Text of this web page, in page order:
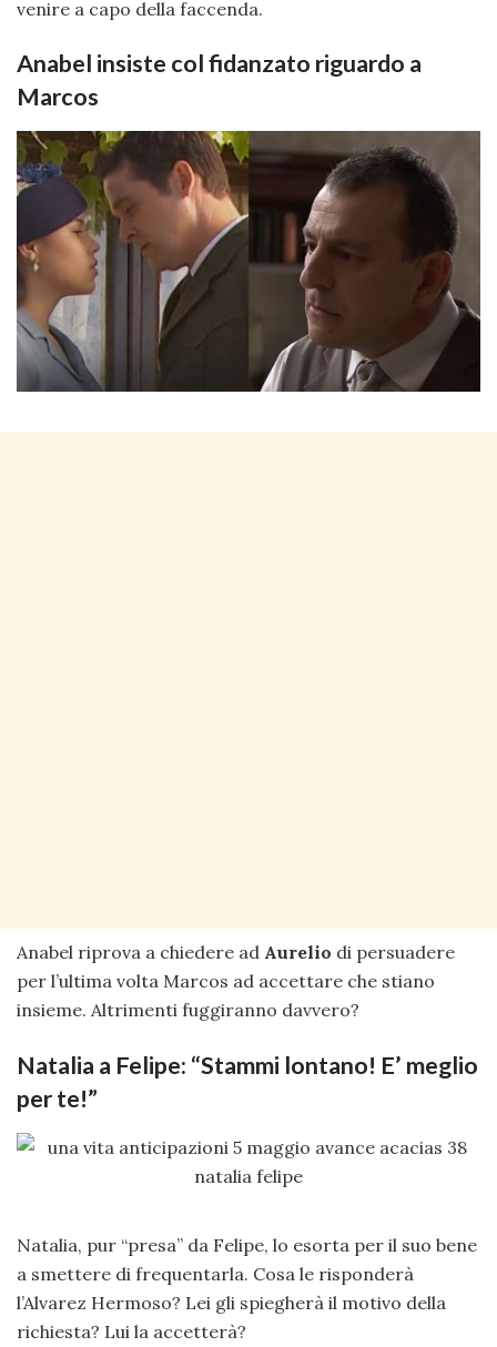
venire a capo della faccenda.
Anabel insiste col fidanzato riguardo a
Marcos
Anabel riprova a chiedere ad Aurelio di persuadere
per l’ultima volta Marcos ad accettare che stiano
insieme. Altrimenti fuggiranno davvero?
Natalia a Felipe: “Stammi lontano! E’ meglio
per te!”
Natalia, pur “presa” da Felipe, lo esorta per il suo bene
a smettere di frequentarla. Cosa le risponderà
l’Alvarez Hermoso? Lei gli spiegherà il motivo della
richiesta? Lui la accetterà?